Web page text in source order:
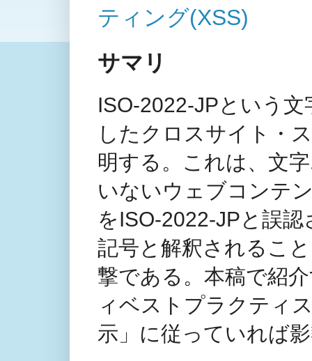
ティング(XSS)
サマリ
ISO-2022-JPという
したクロスサイト・
明する。これは、文
いないウェブコンテ
をISO-2022-JPと誤
記号と解釈されるこ
撃である。本稿で紹
ィベストプラクティ
示」に従っていれば